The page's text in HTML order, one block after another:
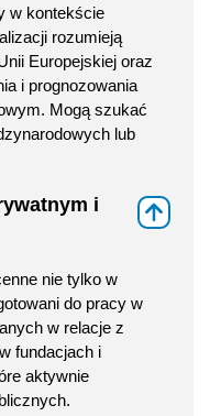
w kontekście
rozumieją
Europejskiej oraz
i prognozowania
Mogą szukać
lub
i
nie tylko w
do pracy w
w relacje z
fundacjach i
aktywnie